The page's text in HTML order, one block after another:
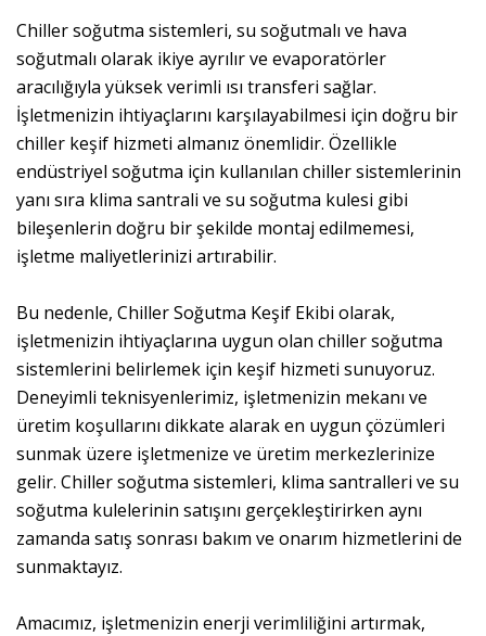
Chiller soğutma sistemleri, su soğutmalı ve hava
soğutmalı olarak ikiye ayrılır ve evaporatörler
aracılığıyla yüksek verimli ısı transferi sağlar.
İşletmenizin ihtiyaçlarını karşılayabilmesi için doğru bir
chiller keşif hizmeti almanız önemlidir. Özellikle
endüstriyel soğutma için kullanılan chiller sistemlerinin
yanı sıra klima santrali ve su soğutma kulesi gibi
bileşenlerin doğru bir şekilde montaj edilmemesi,
işletme maliyetlerinizi artırabilir.
Bu nedenle, Chiller Soğutma Keşif Ekibi olarak,
işletmenizin ihtiyaçlarına uygun olan chiller soğutma
sistemlerini belirlemek için keşif hizmeti sunuyoruz.
Deneyimli teknisyenlerimiz, işletmenizin mekanı ve
üretim koşullarını dikkate alarak en uygun çözümleri
sunmak üzere işletmenize ve üretim merkezlerinize
gelir. Chiller soğutma sistemleri, klima santralleri ve su
soğutma kulelerinin satışını gerçekleştirirken aynı
zamanda satış sonrası bakım ve onarım hizmetlerini de
sunmaktayız.
Amacımız, işletmenizin enerji verimliliğini artırmak,